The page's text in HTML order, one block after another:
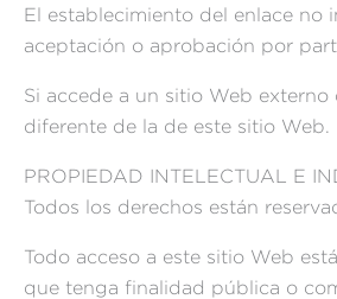
El establecimiento del enlace no
aceptación o aprobación por
Si accede a un sitio Web
diferente de la de este sitio Web.
PROPIEDAD INTELECTUAL E
Todos los derechos están
Todo acceso a este sitio Web
que tenga finalidad pública o